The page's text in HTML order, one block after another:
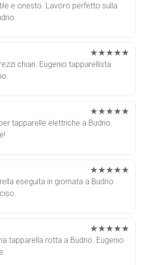
e onesto. Lavoro perfetto sulla
★★★★★
chiari. Eugenio tapparellista
★★★★★
tapparelle elettriche a Budrio.
★★★★★
eseguita in giornata a Budrio.
★★★★★
tapparella rotta a Budrio. Eugenio